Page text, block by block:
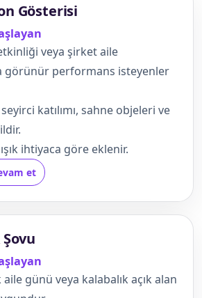
Gösterisi
veya şirket aile
görünür performans isteyenler
katılımı, sahne objeleri ve
ihtiyaca göre eklenir.
et
günü veya kalabalık açık alan